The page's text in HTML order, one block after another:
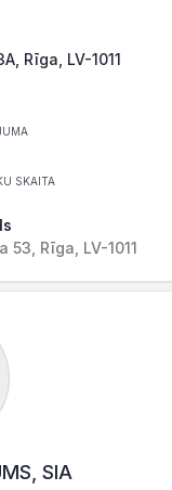
Rīga, LV-1011
SKAITA
53, Rīga, LV-1011
SIA